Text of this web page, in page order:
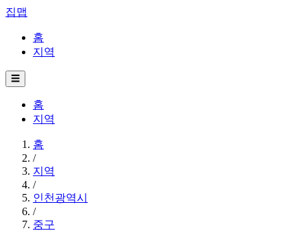
집맵
홈
지역
☰
홈
지역
홈
/
지역
/
인천광역시
/
중구